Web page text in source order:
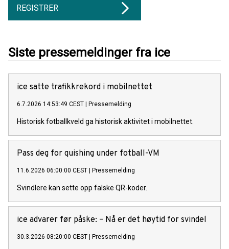
REGISTRER
Siste pressemeldinger fra ice
ice satte trafikkrekord i mobilnettet
6.7.2026 14:53:49 CEST | Pressemelding
Historisk fotballkveld ga historisk aktivitet i mobilnettet.
Pass deg for quishing under fotball-VM
11.6.2026 06:00:00 CEST | Pressemelding
Svindlere kan sette opp falske QR-koder.
ice advarer før påske: – Nå er det høytid for svindel
30.3.2026 08:20:00 CEST | Pressemelding